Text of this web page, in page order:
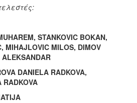
, STANKOVIC BOKAN,
, MIHAJLOVIC MILOS, DIMOV
ALEKSANDAR
DANIELA RADKOVA,
RADKOVA